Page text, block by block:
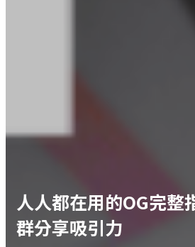
人人都在用的OG完整
群分享吸引力